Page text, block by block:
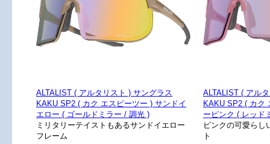
ALTALIST ( アルタリスト ) サングラス
KAKU SP2 ( カク エスピーツー ) サンドイ
エロー ( ゴールドミラー / 調光 )
ミリタリーテイストもあるサンドイエロー
フレーム
ALTALIST ( アル
KAKU SP2 ( カク
ーピンク ( レッド
ピンクの可愛らし
ト